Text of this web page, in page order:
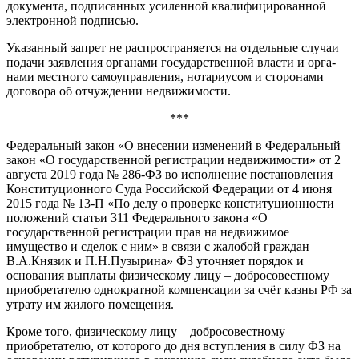
документа, подписанных усиленной квалифицированной
электронной подписью.
Указанный запрет не распро­страняется на отдельные слу­чаи
подачи заявления органами государственной власти и орга­
нами местного самоуправления, нотариусом и сторонами
дого­вора об отчуждении недвижимо­сти.
***
Федеральный закон «О внесении изменений в Федеральный
закон «О государственной регистрации не­движимости» от 2
августа 2019 года № 286-ФЗ во исполнение постанов­ления
Конституционного Суда Рос­сийской Федерации от 4 июня
2015 года № 13-П «По делу о проверке конституционности
положений ста­тьи 311 Федерального закона «О
государственной регистрации прав на недвижимое
имущество и сде­лок с ним» в связи с жалобой граж­дан
В.А.Князик и П.Н.Пузырина» ФЗ уточняет порядок и
основания вы­платы физическому лицу – добросо­вестному
приобретателю однократ­ной компенсации за счёт казны РФ за
утрату им жилого помещения.
Кроме того, физическому лицу – добросовестному
приобретателю, от которого до дня вступления в силу ФЗ на